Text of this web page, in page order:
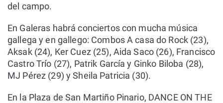
del campo.
En Galeras habrá conciertos con mucha música
gallega y en gallego: Combos A casa do Rock (23),
Aksak (24), Ker Cuez (25), Aida Saco (26), Francisco
Castro Trío (27), Patrik García y Ginko Biloba (28),
MJ Pérez (29) y Sheila Patricia (30).
En la Plaza de San Martiño Pinario, DANCE ON THE